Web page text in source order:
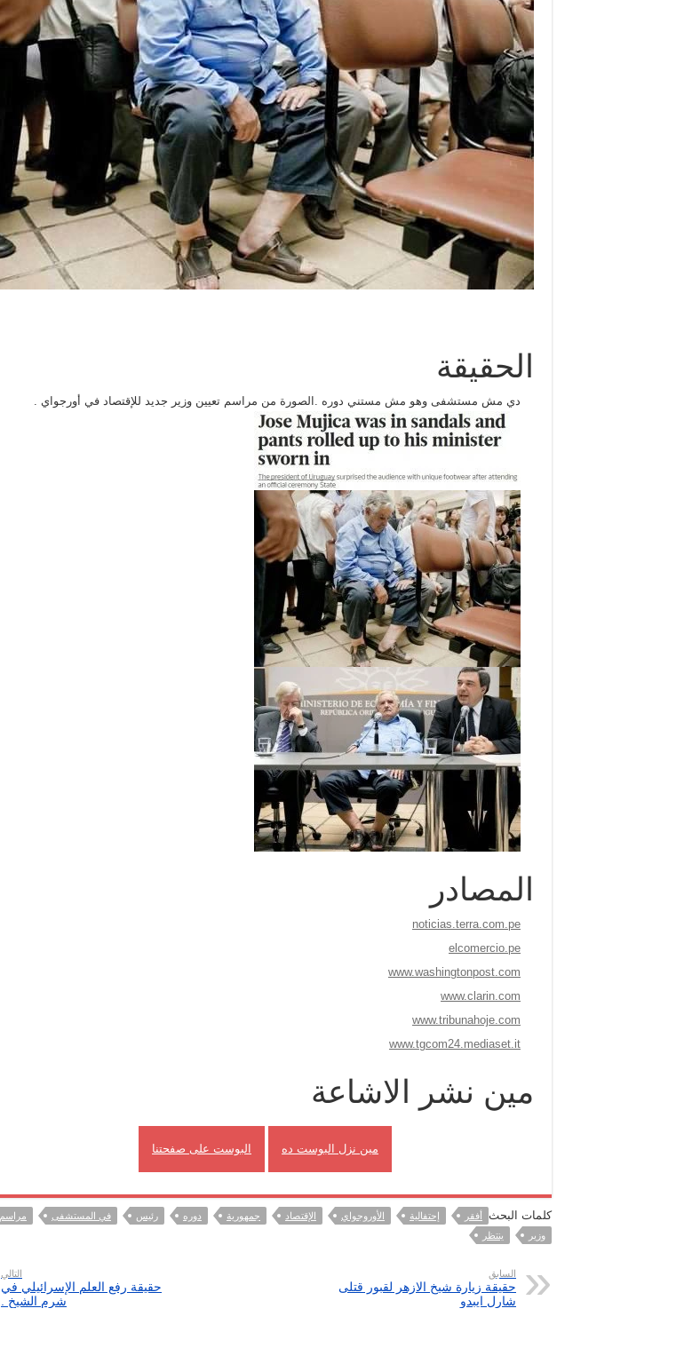
الحقيقة
دي مش مستشفى وهو مش مستني دوره .الصورة من مراسم تعيين وزير جديد للإقتصاد في أورجواي .
المصادر
noticias.terra.com.pe
elcomercio.pe
www.washingtonpost.com
www.clarin.com
www.tribunahoje.com
www.tgcom24.mediaset.it
مين نشر الاشاعة
مين نزل البوست ده البوست على صفحتنا
كلمات البحث أفقر إحتفالية الأوروجواي الإقتصاد جمهورية دوره رئيس في المستشفى
مراسم
وزير
ينتظر
السابق
حقيقة زيارة شيخ الازهر لقبور قتلى
شارل ايبدو
التالي
حقيقة رفع العلم الإسرائيلي في
شرم الشيخ .